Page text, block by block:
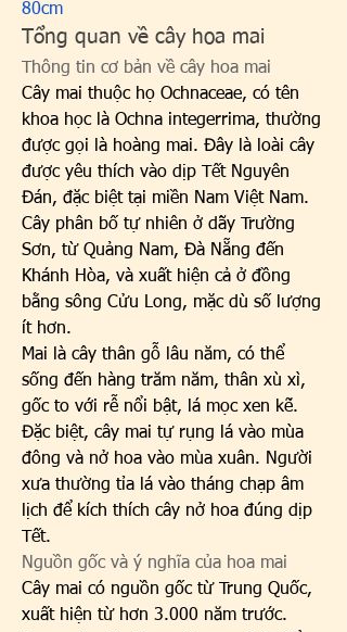
80cm
Tổng quan về cây hoa mai
Thông tin cơ bản về cây hoa mai
Cây mai thuộc họ Ochnaceae, có tên
khoa học là Ochna integerrima, thường
được gọi là hoàng mai. Đây là loài cây
được yêu thích vào dịp Tết Nguyên
Đán, đặc biệt tại miền Nam Việt Nam.
Cây phân bố tự nhiên ở dãy Trường
Sơn, từ Quảng Nam, Đà Nẵng đến
Khánh Hòa, và xuất hiện cả ở đồng
bằng sông Cửu Long, mặc dù số lượng
ít hơn.
Mai là cây thân gỗ lâu năm, có thể
sống đến hàng trăm năm, thân xù xì,
gốc to với rễ nổi bật, lá mọc xen kẽ.
Đặc biệt, cây mai tự rụng lá vào mùa
đông và nở hoa vào mùa xuân. Người
xưa thường tỉa lá vào tháng chạp âm
lịch để kích thích cây nở hoa đúng dịp
Tết.
Nguồn gốc và ý nghĩa của hoa mai
Cây mai có nguồn gốc từ Trung Quốc,
xuất hiện từ hơn 3.000 năm trước.